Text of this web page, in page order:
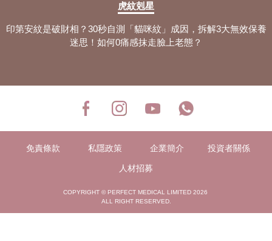
虎紋剋星
印第安紋是破財相？30秒自測「貓咪紋」成因，拆解3大無效保養
迷思！如何0痛感抹走臉上老態？
免責條款 私隱政策 企業簡介 投資者關係
人材招募
COPYRIGHT © PERFECT MEDICAL LIMITED 2026
ALL RIGHT RESERVED.